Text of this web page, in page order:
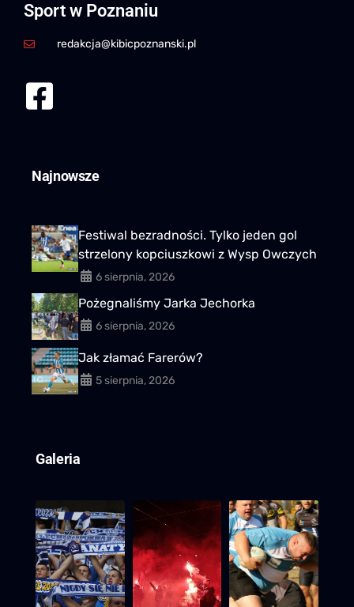
Sport w Poznaniu
redakcja@kibicpoznanski.pl
Najnowsze
Festiwal bezradności. Tylko jeden gol
strzelony kopciuszkowi z Wysp Owczych
6 sierpnia, 2026
Pożegnaliśmy Jarka Jechorka
6 sierpnia, 2026
Jak złamać Farerów?
5 sierpnia, 2026
Galeria